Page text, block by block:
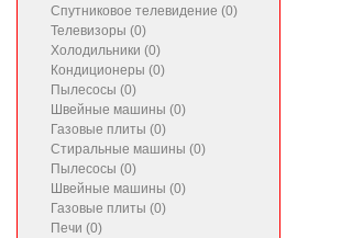
Спутниковое телевидение (0)
Телевизоры (0)
Холодильники (0)
Кондиционеры (0)
Пылесосы (0)
Швейные машины (0)
Газовые плиты (0)
Стиральные машины (0)
Пылесосы (0)
Швейные машины (0)
Газовые плиты (0)
Печи (0)